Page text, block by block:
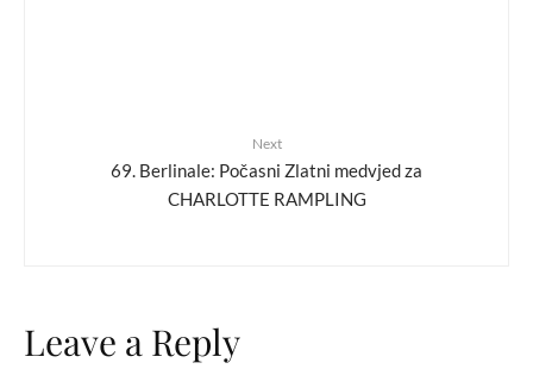
Next
69. Berlinale: Počasni Zlatni medvjed za
CHARLOTTE RAMPLING
Leave a Reply